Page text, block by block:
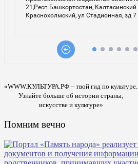
«WWW.КУЛЬТУРА.РФ – твой гид по культуре.
Узнайте больше об истории страны,
искусстве и культуре»
Помним вечно